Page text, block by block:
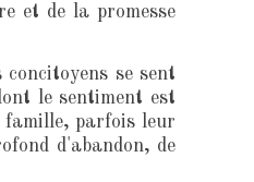
et de la promesse
se sent
le sentiment est
parfois leur
d'abandon, de